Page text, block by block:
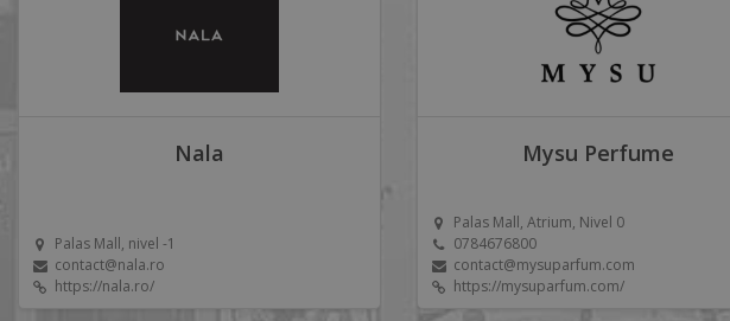
Nala
Palas Mall, nivel -1
contact@nala.ro
https://nala.ro/
Mysu Perfume
Palas Mall, Atrium, Nivel 0
0784676800
contact@mysuparfum.com
https://mysuparfum.com/